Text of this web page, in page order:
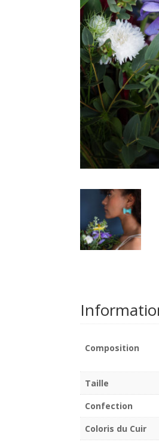
Composition
Taille
Confection
Coloris du Cuir